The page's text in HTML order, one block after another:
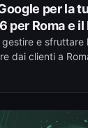
per la
per Roma e il
e sfruttare
dai clienti a